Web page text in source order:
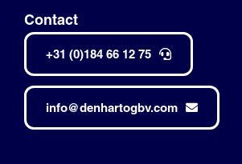
Contact
+31 (0)184 66 12 75
info@denhartogbv.com